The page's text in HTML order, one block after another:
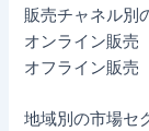
販売チャネル別
オンライン販売
オフライン販売
地域別の市場セ